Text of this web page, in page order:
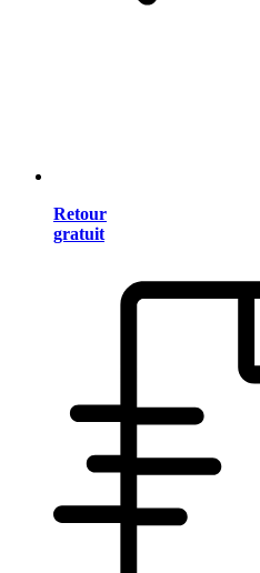
Retour
gratuit